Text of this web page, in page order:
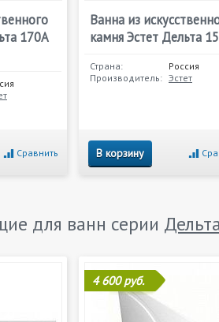
170А
Сравнить
Ванна из
камня Эстет Дельта
Страна:
Россия
Производитель: Эстет
В корзину
для ванн серии
4 600 руб.